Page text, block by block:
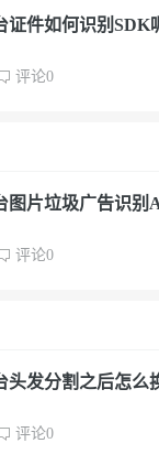
件如何识别SDK
评论0
图片垃圾广告识别
评论0
发分割之后怎么
评论0